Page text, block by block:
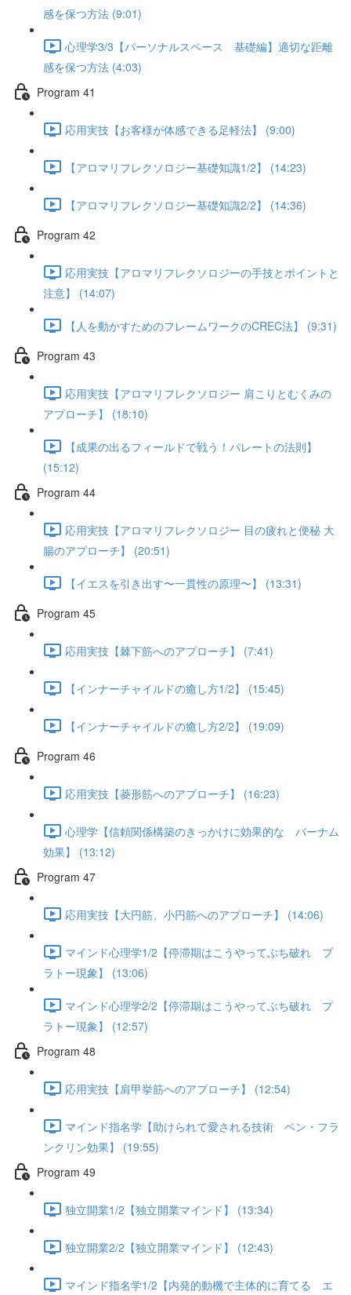
感を保つ方法 (9:01)
心理学3/3【パーソナルスペース 基礎編】適切な距離
感を保つ方法 (4:03)
Program 41
応用実技【お客様が体感できる足軽法】 (9:00)
【アロマリフレクソロジー基礎知識1/2】 (14:23)
【アロマリフレクソロジー基礎知識2/2】 (14:36)
Program 42
応用実技【アロマリフレクソロジーの手技とポイントと
注意】 (14:07)
【人を動かすためのフレームワークのCREC法】 (9:31)
Program 43
応用実技【アロマリフレクソロジー 肩こりとむくみの
アプローチ】 (18:10)
【成果の出るフィールドで戦う！パレートの法則】
(15:12)
Program 44
応用実技【アロマリフレクソロジー 目の疲れと便秘 大
腸のアプローチ】 (20:51)
【イエスを引き出す〜一貫性の原理〜】 (13:31)
Program 45
応用実技【棘下筋へのアプローチ】 (7:41)
【インナーチャイルドの癒し方1/2】 (15:45)
【インナーチャイルドの癒し方2/2】 (19:09)
Program 46
応用実技【菱形筋へのアプローチ】 (16:23)
心理学【信頼関係構築のきっかけに効果的な バーナム
効果】 (13:12)
Program 47
応用実技【大円筋、小円筋へのアプローチ】 (14:06)
マインド心理学1/2【停滞期はこうやってぶち破れ プ
ラトー現象】 (13:06)
マインド心理学2/2【停滞期はこうやってぶち破れ プ
ラトー現象】 (12:57)
Program 48
応用実技【肩甲挙筋へのアプローチ】 (12:54)
マインド指名学【助けられて愛される技術 ベン・フラ
ンクリン効果】 (19:55)
Program 49
独立開業1/2【独立開業マインド】 (13:34)
独立開業2/2【独立開業マインド】 (12:43)
マインド指名学1/2【内発的動機で主体的に育てる エ